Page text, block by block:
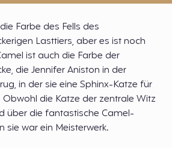
Farbe des Fells des
Lasttiers, aber es ist noch
ist auch die Farbe der
die Jennifer Aniston in der
in der sie eine Sphinx-Katze für
die Katze der zentrale Witz
über die fantastische Camel-
sie war ein Meisterwerk.